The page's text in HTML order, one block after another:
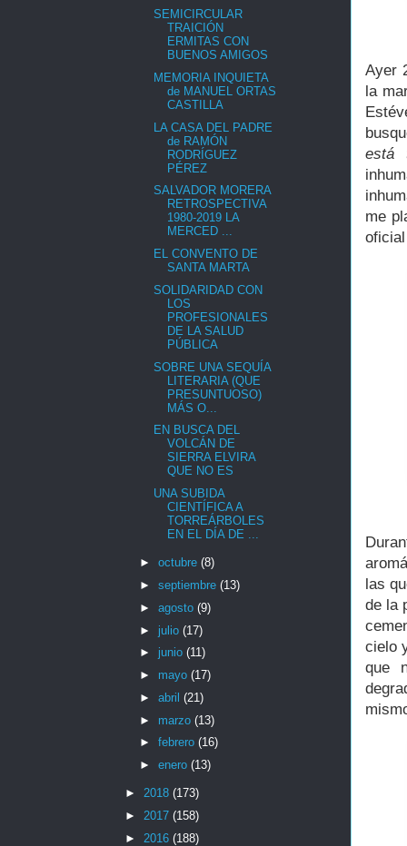
Ayer
la
está
me
las
de la
cielo
que
SEMICIRCULAR
TRAICIÓN
ERMITAS CON
BUENOS AMIGOS
MEMORIA INQUIETA
de MANUEL ORTAS
CASTILLA
LA CASA DEL PADRE
de RAMÓN
RODRÍGUEZ
PÉREZ
SALVADOR MORERA
RETROSPECTIVA
1980-2019 LA
MERCED ...
EL CONVENTO DE
SANTA MARTA
SOLIDARIDAD CON
LOS
PROFESIONALES
DE LA SALUD
PÚBLICA
SOBRE UNA SEQUÍA
LITERARIA (QUE
PRESUNTUOSO)
MÁS O...
EN BUSCA DEL
VOLCÁN DE
SIERRA ELVIRA
QUE NO ES
UNA SUBIDA
CIENTÍFICA A
TORREÁRBOLES
EN EL DÍA DE ...
► octubre (8)
► septiembre (13)
► agosto (9)
► julio (17)
► junio (11)
► mayo (17)
► abril (21)
► marzo (13)
► febrero (16)
► enero (13)
► 2018 (173)
► 2017 (158)
► 2016 (188)